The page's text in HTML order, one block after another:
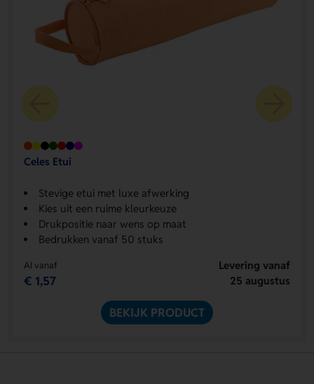
Celes Etui
Stevige etui met luxe afwerking
Kies uit een ruime kleurkeuze
Drukpositie naar wens op maat
Bedrukken vanaf 50 stuks
Al vanaf
€ 1,57
Levering vanaf
25 augustus
BEKIJK PRODUCT